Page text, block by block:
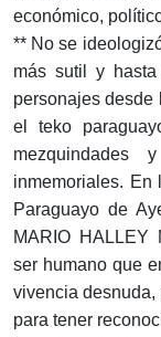
económico,
** No se
más sutil y
personajes desde
el teko
mezquindades
inmemoriales. En
Paraguayo de
MARIO HALLEY
ser humano que
vivencia desnuda,
para tener